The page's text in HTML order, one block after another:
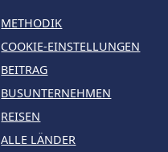
METHODIK
COOKIE-EINSTELLUNGEN
BEITRAG
BUSUNTERNEHMEN
REISEN
ALLE LÄNDER